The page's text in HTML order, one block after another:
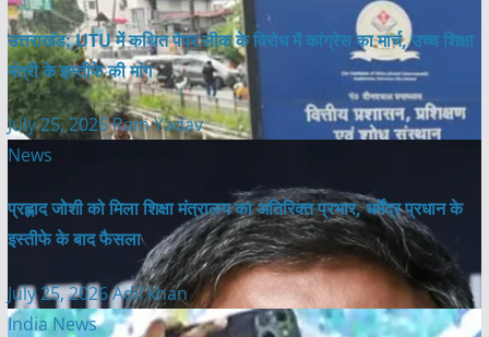
उत्तराखंड: UTU में कथित पेपर लीक के विरोध में कांग्रेस का मार्च, उच्च शिक्षा
मंत्री के इस्तीफे की मांग
July 25, 2026Ram Yadav
News
प्रह्लाद जोशी को मिला शिक्षा मंत्रालय का अतिरिक्त प्रभार, धर्मेंद्र प्रधान के
इस्तीफे के बाद फैसला
July 25, 2026Adil khan
India News